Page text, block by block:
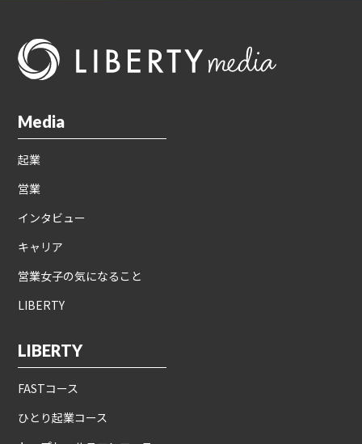
Media
起業
営業
インタビュー
キャリア
営業女子の気になること
LIBERTY
LIBERTY
FASTコース
ひとり起業コース